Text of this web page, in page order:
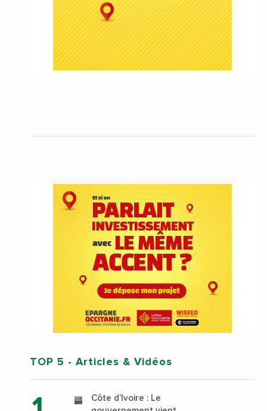
TOP 5 - Articles & Vidéos
Côte d’Ivoire : Le